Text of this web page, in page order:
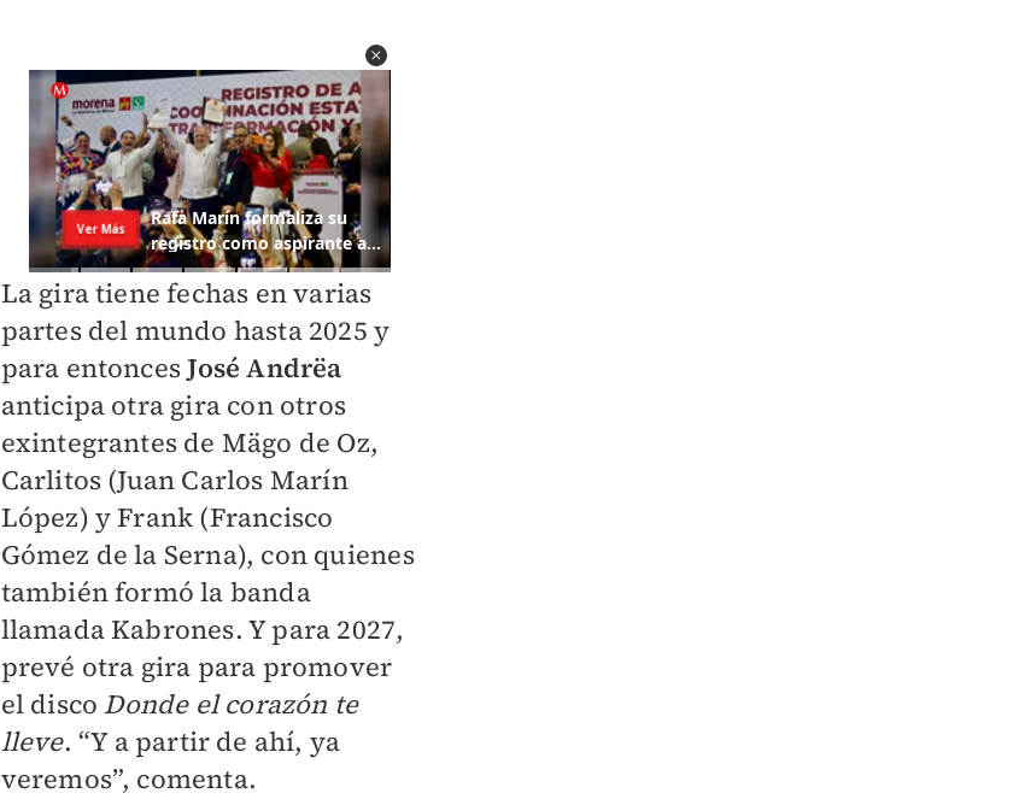
La gira tiene fechas en varias
partes del mundo hasta 2025 y
para entoncesJosé Andrëa
anticipa otra gira con otros
exintegrantes de Mägo de Oz,
Carlitos (Juan Carlos Marín
López) y Frank (Francisco
Gómez de la Serna), con quienes
también formó la banda
llamada Kabrones. Y para 2027,
prevé otra gira para promover
el disco Donde el corazón te
lleve. “Y a partir de ahí, ya
veremos”, comenta.